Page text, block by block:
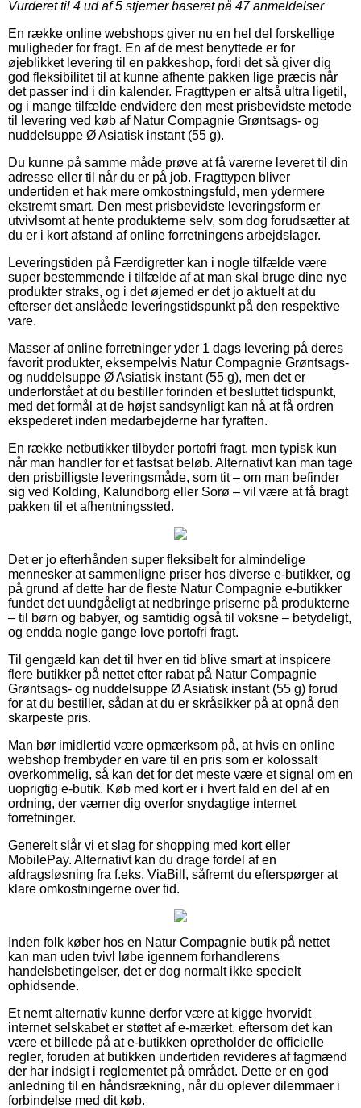
Vurderet til 4 ud af 5 stjerner baseret på 47anmeldelser
En række online webshops giver nu en hel del forskellige
muligheder for fragt. En af de mest benyttede er for
øjeblikket levering til en pakkeshop, fordi det så giver dig
god fleksibilitet til at kunne afhente pakken lige præcis når
det passer ind i din kalender. Fragttypen er altså ultra ligetil,
og i mange tilfælde endvidere den mest prisbevidste metode
til levering ved køb af Natur Compagnie Grøntsags- og
nuddelsuppe Ø Asiatisk instant (55 g).
Du kunne på samme måde prøve at få varerne leveret til din
adresse eller til når du er på job. Fragttypen bliver
undertiden et hak mere omkostningsfuld, men ydermere
ekstremt smart. Den mest prisbevidste leveringsform er
utvivlsomt at hente produkterne selv, som dog forudsætter at
du er i kort afstand af online forretningens arbejdslager.
Leveringstiden på Færdigretter kan i nogle tilfælde være
super bestemmende i tilfælde af at man skal bruge dine nye
produkter straks, og i det øjemed er det jo aktuelt at du
efterser det anslåede leveringstidspunkt på den respektive
vare.
Masser af online forretninger yder 1 dags levering på deres
favorit produkter, eksempelvis Natur Compagnie Grøntsags-
og nuddelsuppe Ø Asiatisk instant (55 g), men det er
underforstået at du bestiller forinden et besluttet tidspunkt,
med det formål at de højst sandsynligt kan nå at få ordren
ekspederet inden medarbejderne har fyraften.
En række netbutikker tilbyder portofri fragt, men typisk kun
når man handler for et fastsat beløb. Alternativt kan man tage
den prisbilligste leveringsmåde, som tit – om man befinder
sig ved Kolding, Kalundborg eller Sorø – vil være at få bragt
pakken til et afhentningssted.
Det er jo efterhånden super fleksibelt for almindelige
mennesker at sammenligne priser hos diverse e-butikker, og
på grund af dette har de fleste Natur Compagnie e-butikker
fundet det uundgåeligt at nedbringe priserne på produkterne
– til børn og babyer, og samtidig også til voksne – betydeligt,
og endda nogle gange love portofri fragt.
Til gengæld kan det til hver en tid blive smart at inspicere
flere butikker på nettet efter rabat på Natur Compagnie
Grøntsags- og nuddelsuppe Ø Asiatisk instant (55 g) forud
for at du bestiller, sådan at du er skråsikker på at opnå den
skarpeste pris.
Man bør imidlertid være opmærksom på, at hvis en online
webshop frembyder en vare til en pris som er kolossalt
overkommelig, så kan det for det meste være et signal om en
uoprigtig e-butik. Køb med kort er i hvert fald en del af en
ordning, der værner dig overfor snydagtige internet
forretninger.
Generelt slår vi et slag for shopping med kort eller
MobilePay. Alternativt kan du drage fordel af en
afdragsløsning fra f.eks. ViaBill, såfremt du efterspørger at
klare omkostningerne over tid.
Inden folk køber hos en Natur Compagnie butik på nettet
kan man uden tvivl løbe igennem forhandlerens
handelsbetingelser, det er dog normalt ikke specielt
ophidsende.
Et nemt alternativ kunne derfor være at kigge hvorvidt
internet selskabet er støttet af e-mærket, eftersom det kan
være et billede på at e-butikken opretholder de officielle
regler, foruden at butikken undertiden revideres af fagmænd
der har indsigt i reglementet på området. Dette er en god
anledning til en håndsrækning, når du oplever dilemmaer i
forbindelse med dit køb.